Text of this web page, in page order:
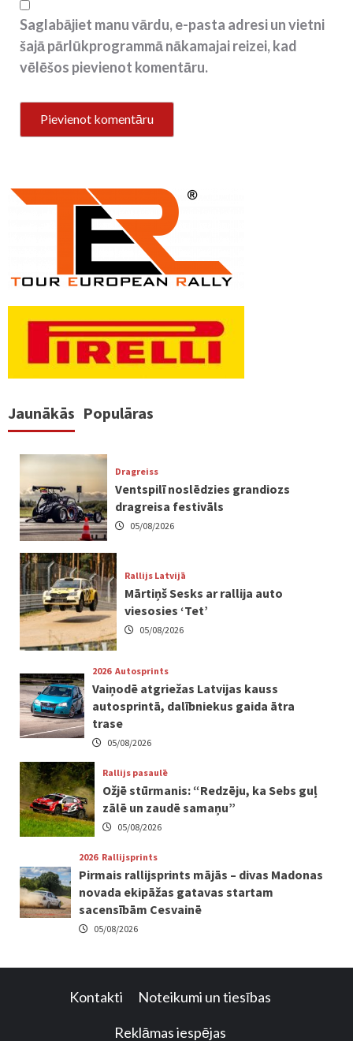
Saglabājiet manu vārdu, e-pasta adresi un vietni
šajā pārlūkprogrammā nākamajai reizei, kad
vēlēšos pievienot komentāru.
Jaunākās Populāras
Dragreiss
Ventspilī noslēdzies grandiozs
dragreisa festivāls
05/08/2026
Rallijs Latvijā
Mārtiņš Sesks ar rallija auto
viesosies ‘Tet’
05/08/2026
2026 Autosprints
Vaiņodē atgriežas Latvijas kauss
autosprintā, dalībniekus gaida ātra
trase
05/08/2026
Rallijs pasaulē
Ožjē stūrmanis: “Redzēju, ka Sebs guļ
zālē un zaudē samaņu”
05/08/2026
2026 Rallijsprints
Pirmais rallijsprints mājās – divas Madonas
novada ekipāžas gatavas startam
sacensībām Cesvainē
05/08/2026
Kontakti Noteikumi un tiesības
Reklāmas iespējas